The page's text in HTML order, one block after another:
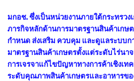
มกอช. ซึ่งเป็นหน่วยงานภายใต้กระทรว
ภารกิจหลักด้านการมาตรฐานสินค้าเกษ
กำหนด ส่งเสริม ควบคุม และดูแลระบบก
มาตรฐานสินค้าเกษตรตั้งแต่ระดับไร่นา
การเจรจาแก้ไขปัญหาทางการค้าเชิงเท
ระดับคุณภาพสินค้าเกษตรและอาหารขอ